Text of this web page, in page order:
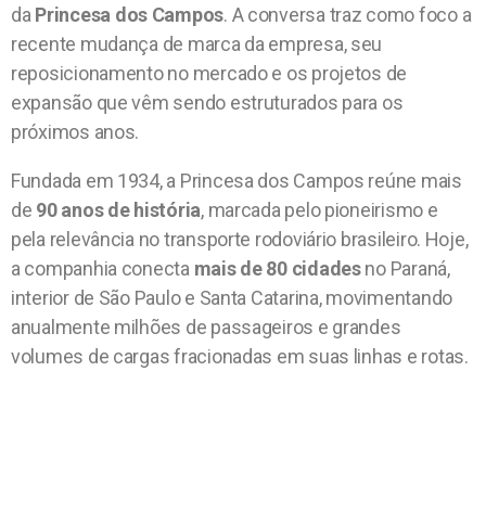
da Princesa dos Campos. A conversa traz como foco a
recente mudança de marca da empresa, seu
reposicionamento no mercado e os projetos de
expansão que vêm sendo estruturados para os
próximos anos.
Fundada em 1934, a Princesa dos Campos reúne mais
de 90 anos de história, marcada pelo pioneirismo e
pela relevância no transporte rodoviário brasileiro. Hoje,
a companhia conecta mais de 80 cidadesno Paraná,
interior de São Paulo e Santa Catarina, movimentando
anualmente milhões de passageiros e grandes
volumes de cargas fracionadas em suas linhas e rotas.